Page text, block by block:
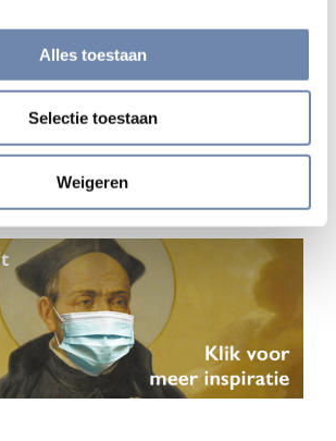
Alles toestaan
Selectie toestaan
Weigeren
van Bidden Onderweg in het menu
Heb je de app nog niet
iOS:https://goo.gl/3Z8Xf0